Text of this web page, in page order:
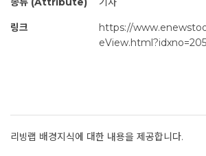
링크
https://
리빙랩 배경지식에 대한 내용을 제공합니다.